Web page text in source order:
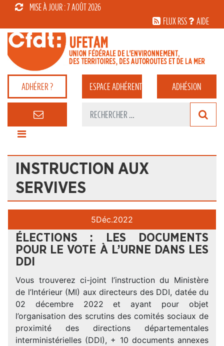
MISE À JOUR : 7 AOÛT 2026
FLUX RSS
AIDE
ADHÉRER ? ESPACEADHÉRENT ADHÉSION
INSTRUCTION AUX
SERVIVES
5Déc.2022
ÉLECTIONS : LES DOCUMENTS
POUR LE VOTE À L’URNE DANS LES
DDI
Vous trouverez ci-joint l’instruction du Ministère
de l’Intérieur (MI) aux directeurs des DDI, datée du
02 décembre 2022 et ayant pour objet
l’organisation des scrutins des comités sociaux de
proximité des directions départementales
interministérielles (DDI), + 10 documents annexes